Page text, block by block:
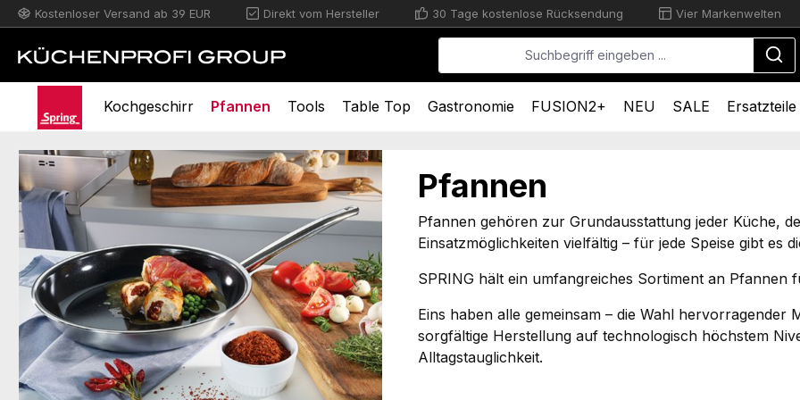
Hauptinhalt springen
Zur Suche springen
Zur Hauptnavigation springen
Kostenloser Versand ab 39 EUR Direkt vom Hersteller 30 Tage kostenlose Rücksendung Vier Markenwelten
Kochgeschirr Pfannen Tools Table Top Gastronomie FUSION2+ NEU SALE Ersatzteile
Pfannen
Pfannen gehören zur Grundausstattung jeder Küche,
Einsatzmöglichkeiten vielfältig – für jede Speise gibt es
SPRING hält ein umfangreiches Sortiment an Pfannen
Eins haben alle gemeinsam – die Wahl hervorragender
sorgfältige Herstellung auf technologisch höchstem
Alltagstauglichkeit.